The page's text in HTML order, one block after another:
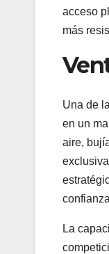
acceso
más
Una de
en un
aire,
La